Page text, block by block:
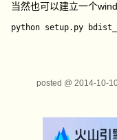
当然也可以建立一个
posted @ 2014-10-